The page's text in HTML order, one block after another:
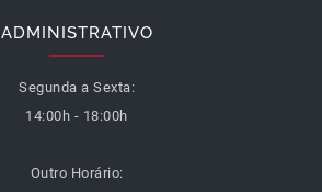
ADMINISTRATIVO
Segunda a Sexta:
14:00h - 18:00h
Outro Horário: